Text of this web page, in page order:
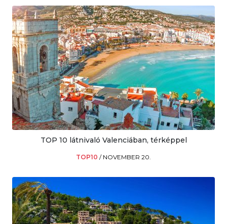
TOP 10 látnivaló Valenciában, térképpel
TOP10 / NOVEMBER 20.